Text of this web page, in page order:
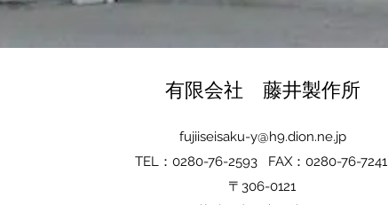
有限会社 藤井製作所
fujiiseisaku-y@h9.dion.ne.jp
TEL：0280-76-2593
FAX：0280-76-7241
〒306-0121